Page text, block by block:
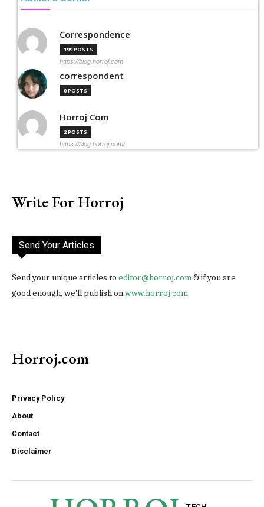
Correspondence
199 POSTS
https://blog.horroj.com
correspondent
0 POSTS
Horroj Com
2 POSTS
https://blog.horroj.com/
Write For Horroj
Send Your Articles
Send your unique articles to editor@horroj.com& if you are
good enough, we'll publish onwww.horroj.com
Horroj.com
Privacy Policy
About
Contact
Disclaimer